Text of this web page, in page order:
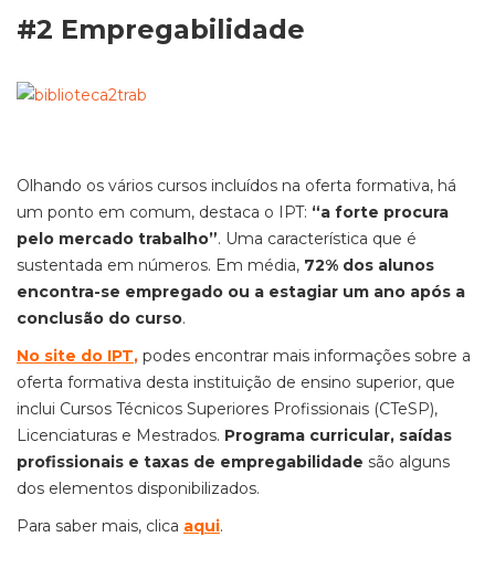
#2 Empregabilidade
Olhando os vários cursos incluídos na oferta formativa, há
um ponto em comum, destaca o IPT: “a forte procura
pelo mercado trabalho”. Uma característica que é
sustentada em números. Em média, 72% dos alunos
encontra-se empregado ou a estagiar um ano após a
conclusão do curso.
No site do IPT, podes encontrar mais informações sobre a
oferta formativa desta instituição de ensino superior, que
inclui Cursos Técnicos Superiores Profissionais (CTeSP),
Licenciaturas e Mestrados. Programa curricular, saídas
profissionais e taxas de empregabilidade são alguns
dos elementos disponibilizados.
Para saber mais, clica aqui.